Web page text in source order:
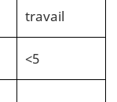
travail
<5